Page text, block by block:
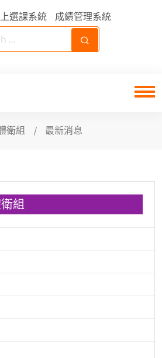
選課系統 成績管理系統
衛組 最新消息
組